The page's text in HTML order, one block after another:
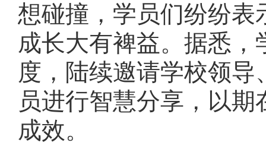
想碰撞，学员们纷纷
成长大有裨益。据悉
度，陆续邀请学校领
员进行智慧分享，以
成效。